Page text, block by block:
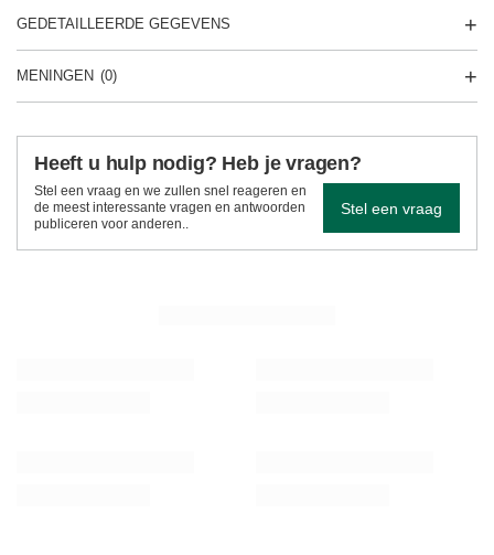
GEDETAILLEERDE GEGEVENS
MENINGEN (0)
Heeft u hulp nodig? Heb je vragen?
Stel een vraag en we zullen snel reageren en
de meest interessante vragen en antwoorden
publiceren voor anderen..
Stel een vraag